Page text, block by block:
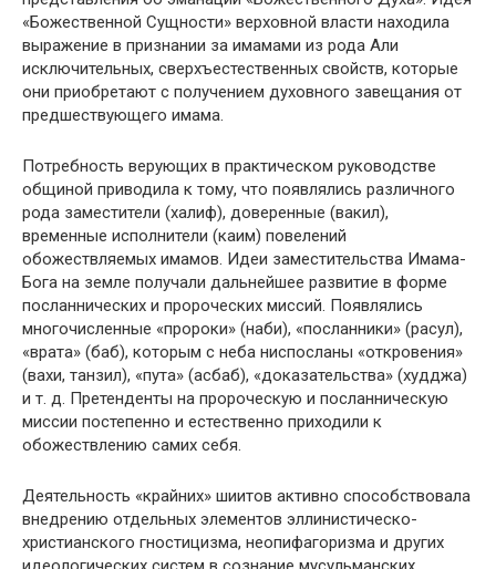
«Божественной Сущности» верховной власти находила
выражение в признании за имамами из рода Али
исключительных, сверхъестественных свойств, которые
они приобретают с получением духовного завещания от
предшествующего имама.
Потребность верующих в практическом руководстве
общиной приводила к тому, что появлялись различного
рода заместители (халиф), доверенные (вакил),
временные исполнители (каим) повелений
обожествляемых имамов. Идеи заместительства Имама-
Бога на земле получали дальнейшее развитие в форме
посланнических и пророческих миссий. Появлялись
многочисленные «пророки» (наби), «посланники» (расул),
«врата» (баб), которым с неба ниспосланы «откровения»
(вахи, танзил), «пута» (асбаб), «доказательства» (худджа)
и т. д. Претенденты на пророческую и посланническую
миссии постепенно и естественно приходили к
обожествлению самих себя.
Деятельность «крайних» шиитов активно способствовала
внедрению отдельных элементов эллинистическо-
христианского гностицизма, неопифагоризма и других